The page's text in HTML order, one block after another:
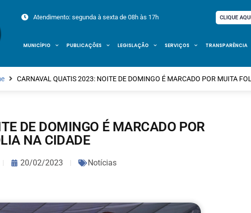
Atendimento: segunda à sexta de 08h às 17h CLIQUE
MUNICÍPIO PUBLICAÇÕES LEGISLAÇÃO SERVIÇOS TRANSPARÊNCIA
CARNAVAL QUATIS 2023: NOITE DE DOMINGO É MARCADO POR MUITA
DE DOMINGO É MARCADO POR
NA CIDADE
20/02/2023 Notícias